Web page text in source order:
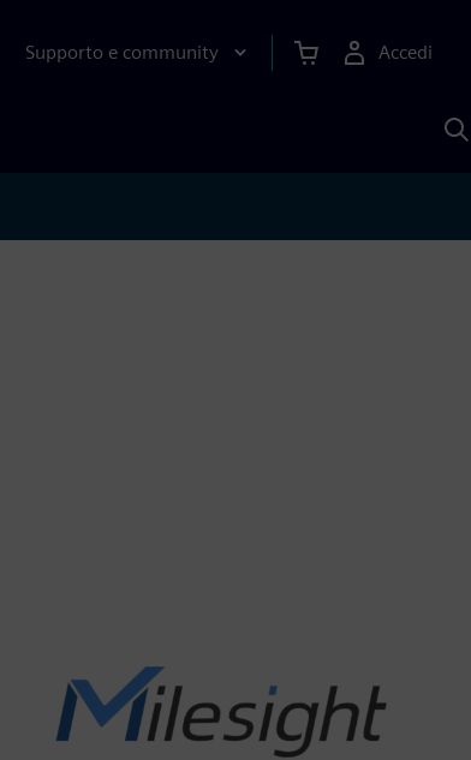
Supporto e community Accedi